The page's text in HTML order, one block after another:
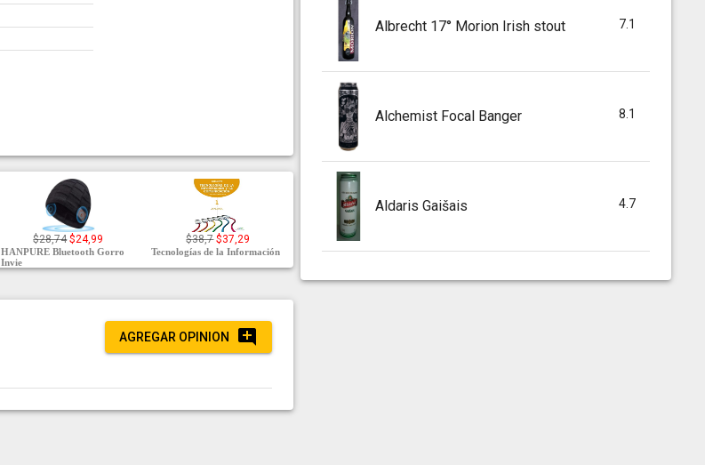
$28,74 $24,99
HANPURE Bluetooth Gorro
Invie
$38,7 $37,29
Tecnologías de la Información
AGREGAR OPINION
Albrecht 17° Morion Irish stout 7.1
Alchemist Focal Banger 8.1
Aldaris Gaišais 4.7